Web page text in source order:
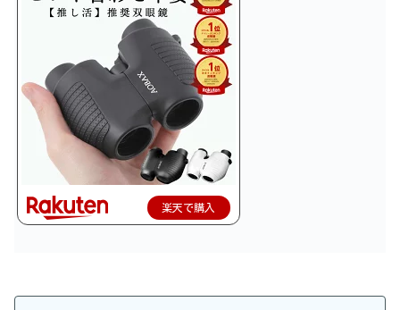
楽天で購入